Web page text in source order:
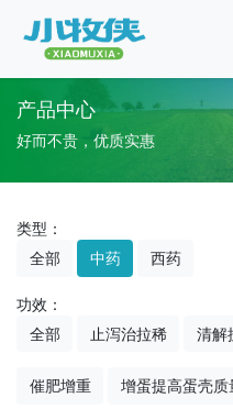
产品中心
好而不贵，优质实惠
类型：
全部
中药 西药
功效：
全部
止泻治拉稀 清解
催肥增重 增蛋提高蛋壳质